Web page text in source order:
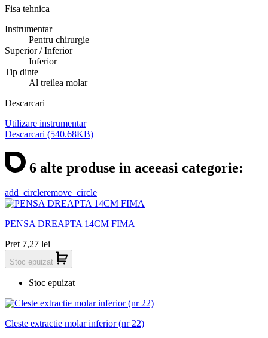
Fisa tehnica
Instrumentar
Pentru chirurgie
Superior / Inferior
Inferior
Tip dinte
Al treilea molar
Descarcari
Utilizare instrumentar
Descarcari (540.68KB)
6 alte produse in aceeasi categorie:
add_circleremove_circle
PENSA DREAPTA 14CM FIMA
Pret 7,27 lei
Stoc epuizat
Stoc epuizat
Cleste extractie molar inferior (nr 22)